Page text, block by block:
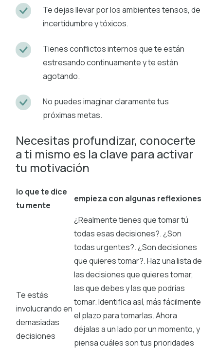
Te dejas llevar por los ambientes tensos, de
incertidumbre y tóxicos.
Tienes conflictos internos que te están
estresando continuamente y te están
agotando.
No puedes imaginar claramente tus
próximas metas.
Necesitas profundizar, conocerte
a ti mismo es la clave para activar
tu motivación
lo que te dice
tu mente
empieza con algunas reflexiones
Te estás
involucrando en
demasiadas
decisiones
¿Realmente tienes que tomar tú
todas esas decisiones?. ¿Son
todas urgentes?. ¿Son decisiones
que quieres tomar?. Haz una lista de
las decisiones que quieres tomar,
las que debes y las que podrías
tomar. Identifica así, más fácilmente
el plazo para tomarlas. Ahora
déjalas a un lado por un momento, y
piensa cuáles son tus prioridades